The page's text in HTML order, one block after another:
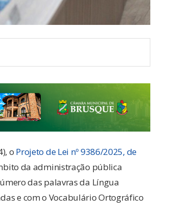
o Projeto de Lei nº 9386/2025, de
da administração pública
das palavras da Língua
e com o Vocabulário Ortográfico